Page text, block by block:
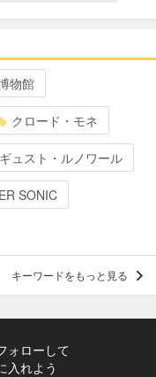
物館
クロード・モネ
ュスト・ルノワール
SONIC
キーワードをもっと見る
ォローして
入れよう